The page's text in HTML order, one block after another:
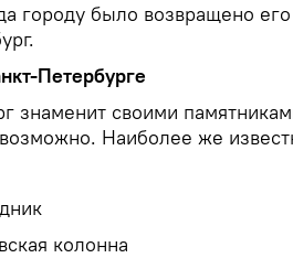
городу было возвращено
Петербурге
знаменит своими
Наиболее же
колонна